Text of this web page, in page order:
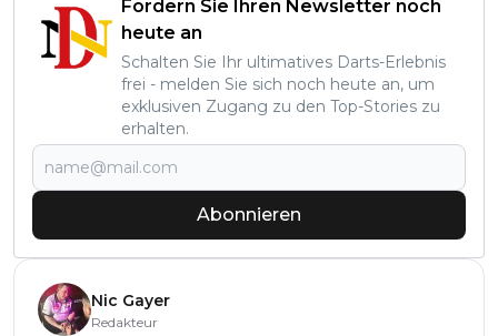
Fordern Sie Ihren Newsletter noch
heute an
Schalten Sie Ihr ultimatives Darts-Erlebnis
frei - melden Sie sich noch heute an, um
exklusiven Zugang zu den Top-Stories zu
erhalten.
Abonnieren
Nic Gayer
Redakteur